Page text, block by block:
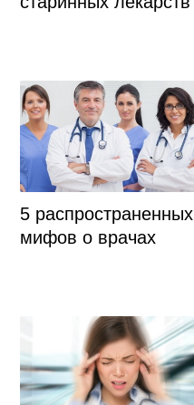
5 распространенных
мифов о врачах